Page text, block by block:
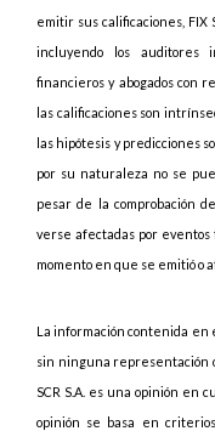
emitir sus calificaciones, FIX
incluyendo los auditores
financieros y abogados con
las calificaciones son
las hipótesis y predicciones
por su naturaleza no se
pesar de la comprobación
verse afectadas por
momento en que se emitió o
La información contenida en
sin ninguna representación
SCR S.A. es una opinión en
opinión se basa en criterios